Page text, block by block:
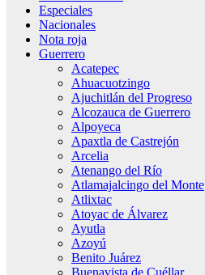
Especiales
Nacionales
Nota roja
Guerrero
Acatepec
Ahuacuotzingo
Ajuchitlán del Progreso
Alcozauca de Guerrero
Alpoyeca
Apaxtla de Castrejón
Arcelia
Atenango del Río
Atlamajalcingo del Monte
Atlixtac
Atoyac de Álvarez
Ayutla
Azoyú
Benito Juárez
Buenavista de Cuéllar